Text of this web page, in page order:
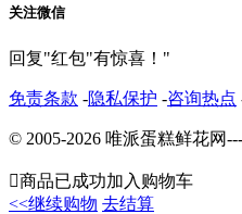
关注微信
回复"红包"有惊喜！"
免责条款 -隐私保护 -咨询热点
© 2005-2026 唯派蛋糕鲜花网
商品已成功加入购物车
<<继续购物 去结算